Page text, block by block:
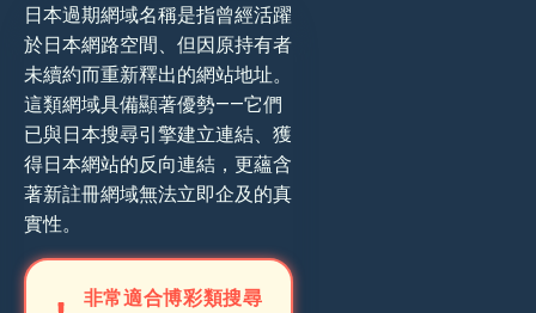
日本過期網域名稱是指曾經活躍
於日本網路空間、但因原持有者
未續約而重新釋出的網站地址。
這類網域具備顯著優勢——它們
已與日本搜尋引擎建立連結、獲
得日本網站的反向連結，更蘊含
著新註冊網域無法立即企及的真
實性。
非常適合博彩類搜尋